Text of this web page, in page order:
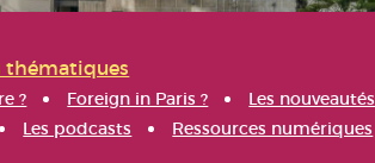
thématiques
? Foreign in Paris ? Les nouveautés
Les podcasts Ressources numériques